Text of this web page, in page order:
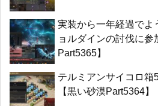
実装から一年経過でよ
ョルダインの討伐に
Part5365】
テルミアンサイコロ箱
【黒い砂漠Part5364】